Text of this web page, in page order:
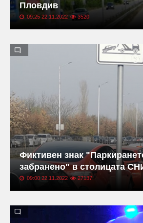
Пловдив
09:25 22.11.2022 3520
Фиктивен знак
забранено" в столицата
09:00 22.11.2022 27137